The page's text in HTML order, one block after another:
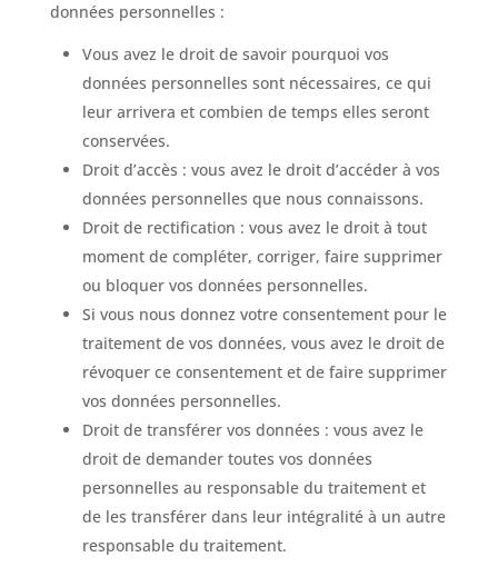
données personnelles :
Vous avez le droit de savoir pourquoi vos
données personnelles sont nécessaires, ce qui
leur arrivera et combien de temps elles seront
conservées.
Droit d’accès : vous avez le droit d’accéder à vos
données personnelles que nous connaissons.
Droit de rectification : vous avez le droit à tout
moment de compléter, corriger, faire supprimer
ou bloquer vos données personnelles.
Si vous nous donnez votre consentement pour le
traitement de vos données, vous avez le droit de
révoquer ce consentement et de faire supprimer
vos données personnelles.
Droit de transférer vos données : vous avez le
droit de demander toutes vos données
personnelles au responsable du traitement et
de les transférer dans leur intégralité à un autre
responsable du traitement.